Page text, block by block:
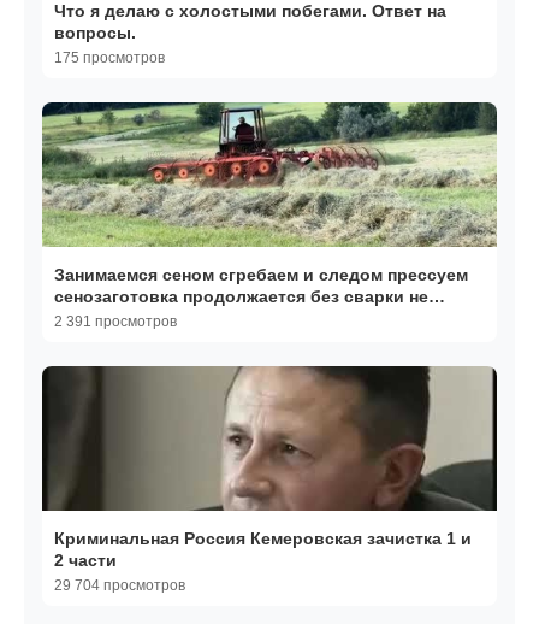
Что я делаю с холостыми побегами. Ответ на
вопросы.
175 просмотров
Занимаемся сеном сгребаем и следом прессуем
сенозаготовка продолжается без сварки не
обошлось
2 391 просмотров
Криминальная Россия Кемеровская зачистка 1 и
2 части
29 704 просмотров